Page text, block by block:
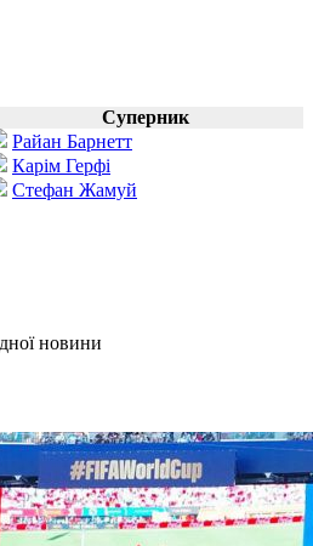
Суперник
Райан Барнетт
Карім Герфі
Стефан Жамуй
новини